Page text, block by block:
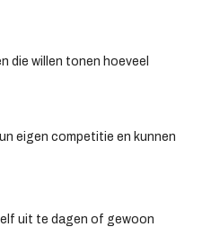
die willen tonen hoeveel
eigen competitie en kunnen
uit te dagen of gewoon